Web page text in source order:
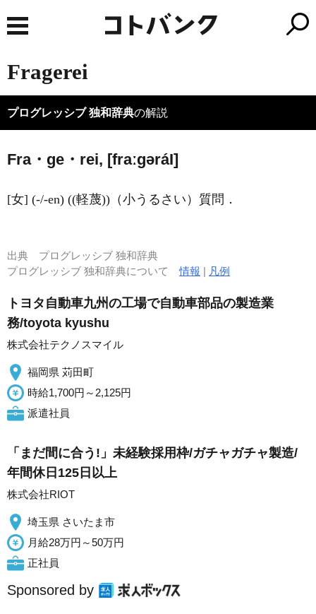
Fragerei
プログレッシブ 独和辞典の解説
Fra・ge・rei, [fraːɡəráI]
[女] (-/-en) ((軽蔑))（小うるさい）質問．
出典 プログレッシブ 独和辞典
プログレッシブ 独和辞典について情報 | 凡例
トヨタ自動車九州の工場で自動車部品の製造業
務/toyota kyushu
株式会社テクノスマイル
福岡県 苅田町
時給1,700円～2,125円
派遣社員
「まだ間に合う!」未経験採用枠/ガチャガチャ製造/
年間休日125日以上
株式会社RIOT
埼玉県 さいたま市
月給28万円～50万円
正社員
Sponsored by